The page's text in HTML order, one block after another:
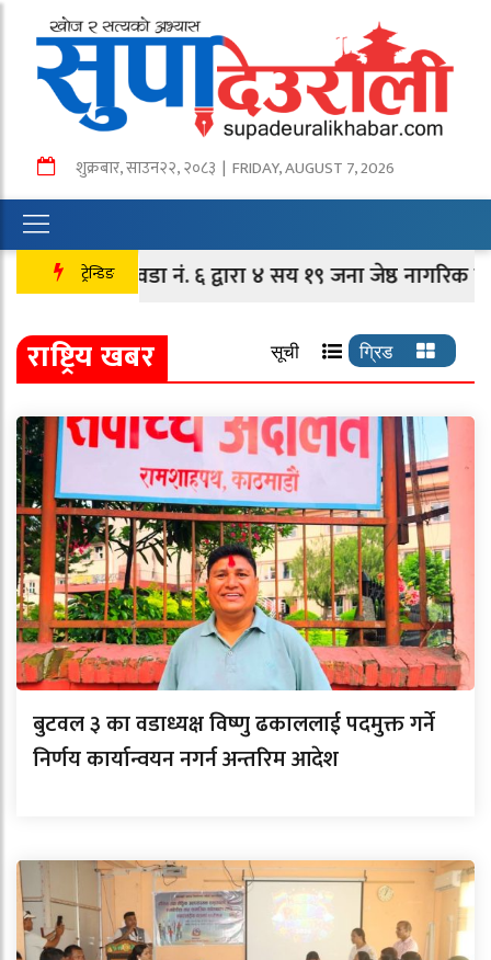
शुक्रबार,साउन२२,२०८३ | FRIDAY, AUGUST 7, 2026
ट्रेन्डिङ
वडा नं. ६ द्वारा ४ सय १९ जना जेष्ठ नागरिक तथा लक्षित
राष्ट्रिय खबर सूची ग्रिड
बुटवल ३ का वडाध्यक्ष विष्णु ढकाललाई पदमुक्त गर्ने
निर्णय कार्यान्वयन नगर्न अन्तरिम आदेश